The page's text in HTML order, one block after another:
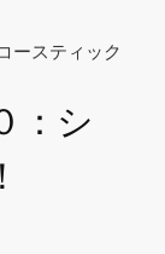
ースティック
：シ